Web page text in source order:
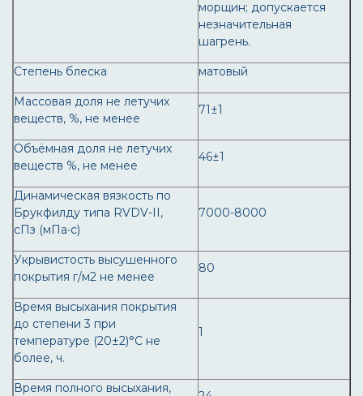
морщин; допускается
незначительная
шагрень.
Степень блеска матовый
Массовая доля не летучих
веществ, %, не менее
71±1
Объёмная доля не летучих
веществ %, не менее
46±1
Динамическая вязкость по
Брукфилду типа RVDV-II,
сПз (мПа∙с)
7000-8000
Укрывистость высушенного
покрытия г/м2 не менее
80
Время высыхания покрытия
до степени 3 при
температуре (20±2)°С не
более, ч.
1
Время полного высыхания,